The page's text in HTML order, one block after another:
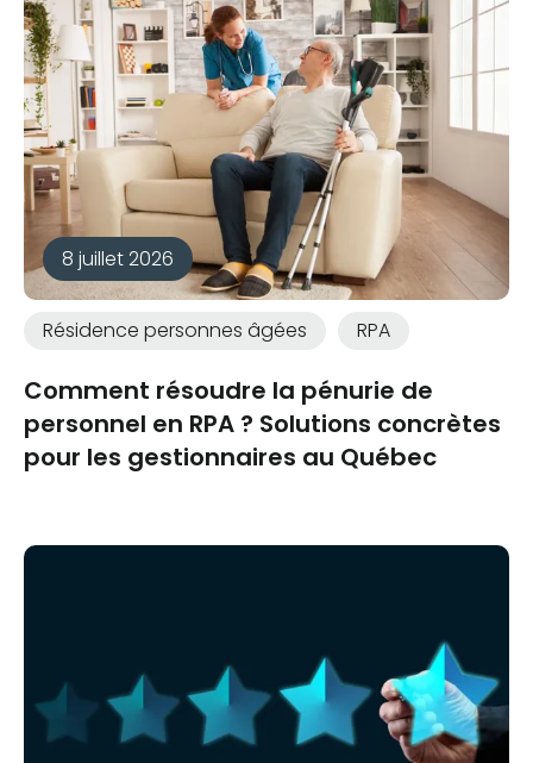
8 juillet 2026
Résidence personnes âgées RPA
Comment résoudre la pénurie de
personnel en RPA ? Solutions concrètes
pour les gestionnaires au Québec